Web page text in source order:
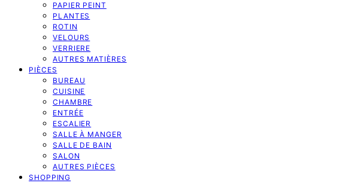
PAPIER PEINT
PLANTES
ROTIN
VELOURS
VERRIERE
AUTRES MATIÈRES
PIÈCES
BUREAU
CUISINE
CHAMBRE
ENTRÉE
ESCALIER
SALLE À MANGER
SALLE DE BAIN
SALON
AUTRES PIÈCES
SHOPPING